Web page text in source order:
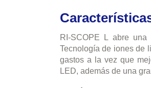
RI-SCOPE L abre
Tecnología de iones de
gastos a la vez que
LED, además de una